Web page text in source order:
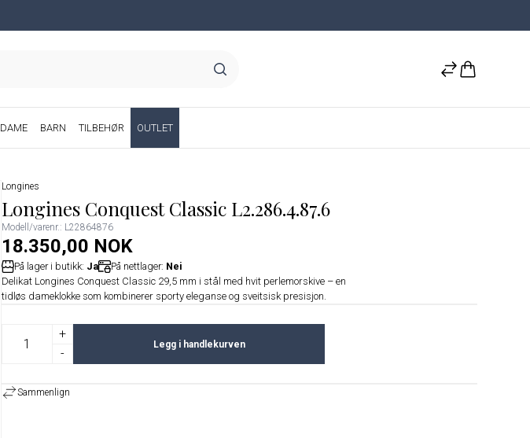
DAME BARN TILBEHØR OUTLET
Longines
Longines Conquest Classic L2.286.4.87.6
Modell/varenr.: L22864876
18.350,00 NOK
På lager i butikk: Ja På nettlager: Nei
Delikat Longines Conquest Classic 29,5 mm i stål med hvit perlemorskive – en
tidløs dameklokke som kombinerer sporty eleganse og sveitsisk presisjon.
+
-
Legg i handlekurven
Sammenlign